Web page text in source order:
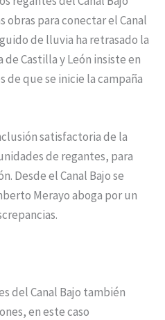
obras para conectar el Canal
de lluvia ha retrasado la
Castilla y León insiste en
que se inicie la campaña
satisfactoria de la
de regantes, para
Desde el Canal Bajo se
Merayo aboga por un
del Canal Bajo también
en este caso